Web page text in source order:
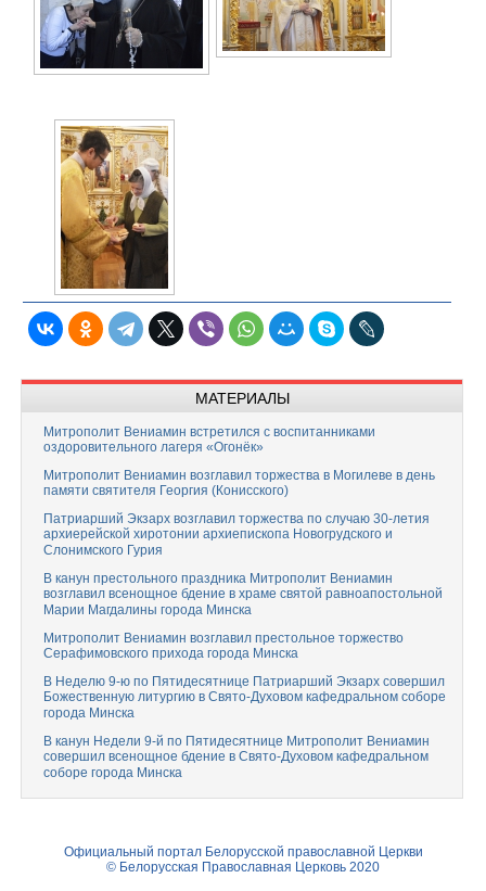
МАТЕРИАЛЫ
Митрополит Вениамин встретился с воспитанниками
оздоровительного лагеря «Огонёк»
Митрополит Вениамин возглавил торжества в Могилеве в день
памяти святителя Георгия (Конисского)
Патриарший Экзарх возглавил торжества по случаю 30-летия
архиерейской хиротонии архиепископа Новогрудского и
Слонимского Гурия
В канун престольного праздника Митрополит Вениамин
возглавил всенощное бдение в храме святой равноапостольной
Марии Магдалины города Минска
Митрополит Вениамин возглавил престольное торжество
Серафимовского прихода города Минска
В Неделю 9-ю по Пятидесятнице Патриарший Экзарх совершил
Божественную литургию в Свято-Духовом кафедральном соборе
города Минска
В канун Недели 9-й по Пятидесятнице Митрополит Вениамин
совершил всенощное бдение в Свято-Духовом кафедральном
соборе города Минска
Официальный портал Белорусской православной Церкви
© Белорусская Православная Церковь 2020